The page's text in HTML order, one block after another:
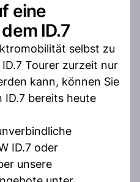
eine
ID.7
selbst zu
Tourer zurzeit nur
kann, können Sie
ID.7 bereits heute
ID.7 oder
unsere